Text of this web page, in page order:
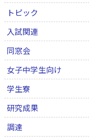
トピック
入試関連
同窓会
女子中学生向け
学生寮
研究成果
調達